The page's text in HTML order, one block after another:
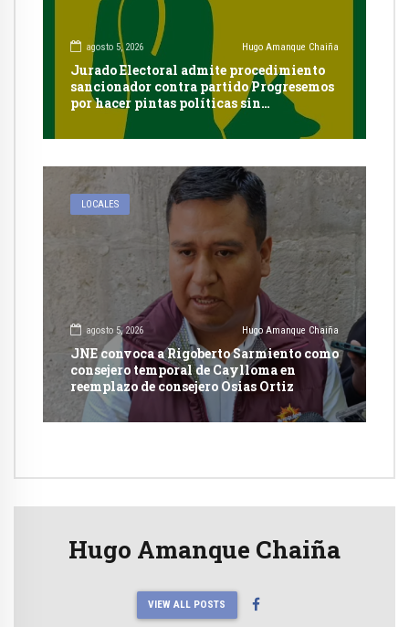
agosto 5, 2026 Hugo Amanque Chaiña
Jurado Electoral admite procedimiento
sancionador contra partido Progresemos
por hacer pintas políticas sin
autorización en Cayma
LOCALES
agosto 5, 2026 Hugo Amanque Chaiña
JNE convoca a Rigoberto Sarmiento como
consejero temporal de Caylloma en
reemplazo de consejero Osias Ortiz
Hugo Amanque Chaiña
VIEW ALL POSTS